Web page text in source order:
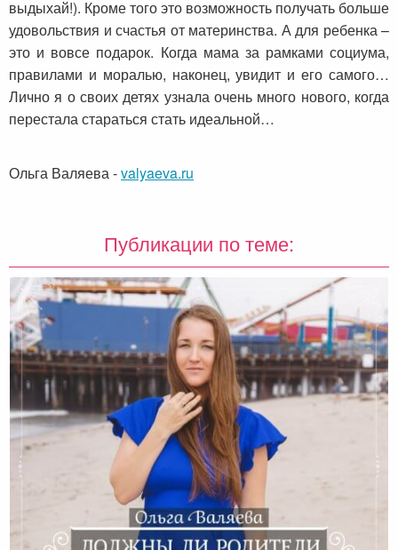
выдыхай!). Кроме того это возможность получать больше
удовольствия и счастья от материнства. А для ребенка –
это и вовсе подарок. Когда мама за рамками социума,
правилами и моралью, наконец, увидит и его самого…
Лично я о своих детях узнала очень много нового, когда
перестала стараться стать идеальной…
Ольга Валяева-valyaeva.ru
Публикации по теме: